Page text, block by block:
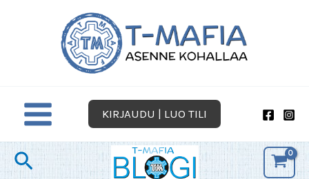
KIRJAUDU | LUO TILI
Hae